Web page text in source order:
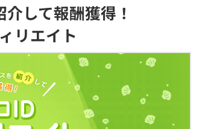
して報酬獲得！
リエイト